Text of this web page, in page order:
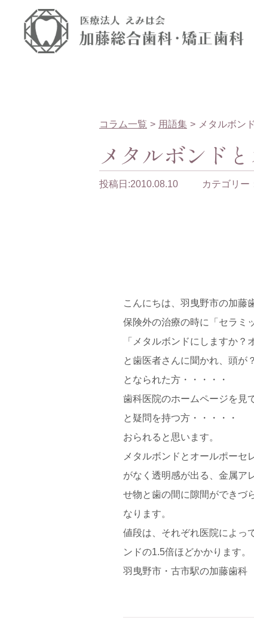
コラム一覧 用語集 メタルボン
メタルボンド
投稿日:2010.08.10 カテゴリー
こんにちは、羽曳野市の加藤
保険外の治療の時に「セラミ
「メタルボンドにしますか？
と歯医者さんに聞かれ、頭が
となられた方・・・・・
歯科医院のホームページを見
と疑問を持つ方・・・・・
おられると思います。
メタルボンドとオールポーセ
がなく透明感が出る、金属ア
せ物と歯の間に隙間ができづ
なります。
値段は、それぞれ医院によっ
ンドの1.5倍ほどかかります。
羽曳野市・古市駅の加藤歯科